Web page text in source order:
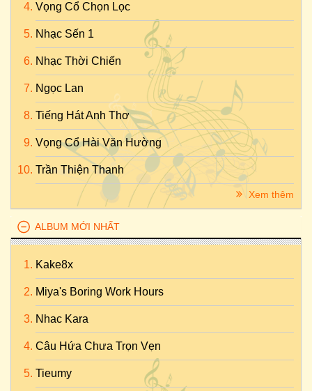
Vọng Cổ Chọn Lọc
Nhạc Sến 1
Nhạc Thời Chiến
Ngọc Lan
Tiếng Hát Anh Thơ
Vọng Cổ Hài Văn Hường
Trần Thiện Thanh
Xem thêm
ALBUM MỚI NHẤT
Kake8x
Miya's Boring Work Hours
Nhac Kara
Câu Hứa Chưa Trọn Vẹn
Tieumy